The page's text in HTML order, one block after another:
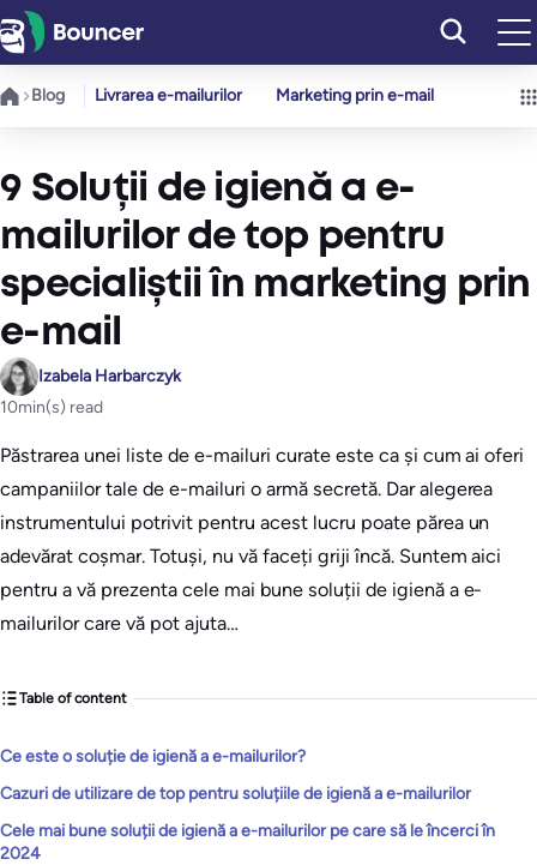
Sari
la
conținut
Blog Livrarea e-mailurilor Marketing prin e-mail
9 Soluții de igienă a e-
mailurilor de top pentru
specialiștii în marketing prin
e-mail
Izabela Harbarczyk
10min(s) read
Păstrarea unei liste de e-mailuri curate este ca și cum ai oferi
campaniilor tale de e-mailuri o armă secretă. Dar alegerea
instrumentului potrivit pentru acest lucru poate părea un
adevărat coșmar. Totuși, nu vă faceți griji încă. Suntem aici
pentru a vă prezenta cele mai bune soluții de igienă a e-
mailurilor care vă pot ajuta…
Table of content
Ce este o soluție de igienă a e-mailurilor?
Cazuri de utilizare de top pentru soluțiile de igienă a e-mailurilor
Cele mai bune soluții de igienă a e-mailurilor pe care să le încerci în
2024